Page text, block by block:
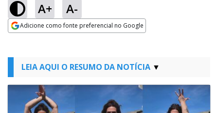
A+ A-
Adicione como fonte preferencial no Google
LEIA AQUI O RESUMO DA NOTÍCIA